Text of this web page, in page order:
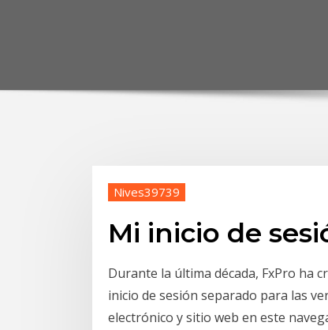
Nives39739
Mi inicio de
Durante la última década, FxPro ha
inicio de sesión separado para las
electrónico y sitio web en este